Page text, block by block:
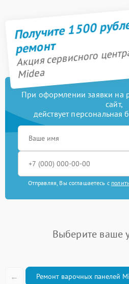
Получите 1500
ремонт
Акция сервисного
Midea
При оформлении заявки на
сайт,
действует персональная
Отправляя, Вы соглашаетесь с
Выберите ваше
← Ремонт варочных панелей